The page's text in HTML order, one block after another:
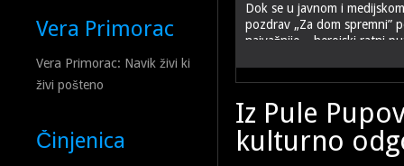
Vera Primorac
Vera Primorac: Navik živi ki
živi pošteno
Činjenica
Dok se u javnom i
pozdrav „Za dom spremni”
najvažnije – herojski ratni
Iz Pule
kulturno